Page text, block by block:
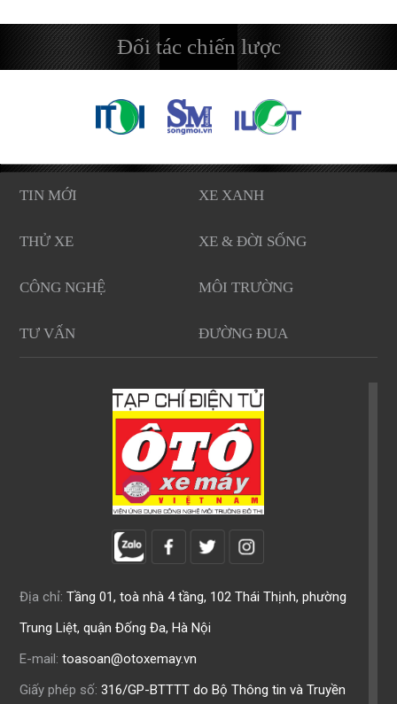
Đối tác chiến lược
TIN MỚI XE XANH
THỬ XE XE & ĐỜI SỐNG
CÔNG NGHỆ MÔI TRƯỜNG
TƯ VẤN ĐƯỜNG ĐUA
Địa chỉ: Tầng 01, toà nhà 4 tầng, 102 Thái Thịnh, phường
Trung Liệt, quận Đống Đa, Hà Nội
E-mail: toasoan@otoxemay.vn
Giấy phép số: 316/GP-BTTTT do Bộ Thông tin và Truyền